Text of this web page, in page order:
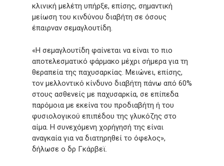
κλινική μελέτη υπήρξε, επίσης, σημαντική
μείωση του κινδύνου διαβήτη σε όσους
έπαιρναν σεμαγλουτίδη.
«Η σεμαγλουτίδη φαίνεται να είναι το πιο
αποτελεσματικό φάρμακο μέχρι σήμερα για τη
θεραπεία της παχυσαρκίας. Μειώνει, επίσης,
τον μελλοντικό κίνδυνο διαβήτη πάνω από 60%
στους ασθενείς με παχυσαρκία, σε επίπεδα
παρόμοια με εκείνα του προδιαβήτη ή του
φυσιολογικού επιπέδου της γλυκόζης στο
αίμα. Η συνεχόμενη χορήγησή της είναι
αναγκαία για να διατηρηθεί το όφελος»,
δήλωσε ο δρ Γκάρβεϊ.